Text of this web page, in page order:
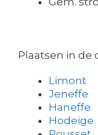
Plaatsen in de
Limont
Jeneffe
Haneffe
Hodeige